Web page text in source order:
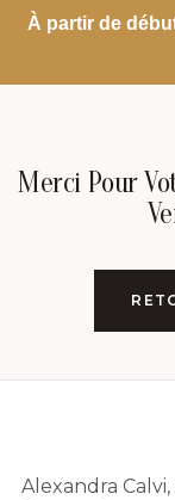
À partir de
Merci Pour
Alexandra